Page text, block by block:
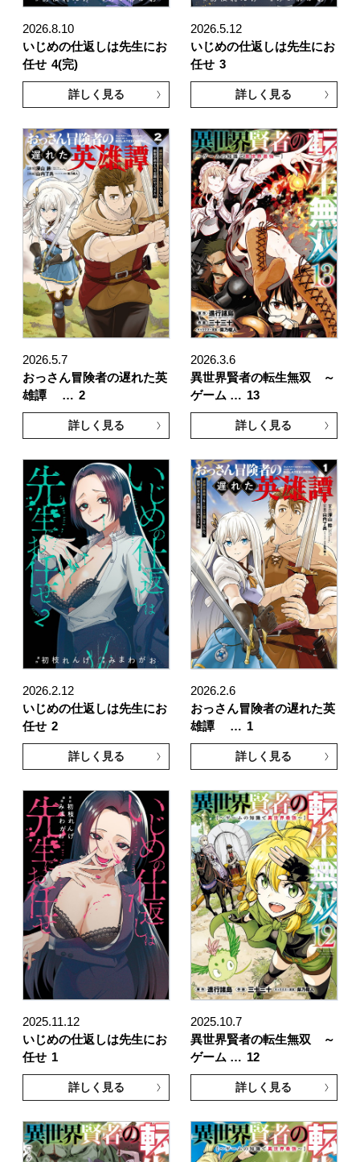
2026.8.10
いじめの仕返しは先生にお
任せ 4(完)
詳しく見る
2026.5.12
いじめの仕返しは先生にお
任せ 3
詳しく見る
2026.5.7
おっさん冒険者の遅れた英
雄譚 … 2
詳しく見る
2026.3.6
異世界賢者の転生無双 ～
ゲーム … 13
詳しく見る
2026.2.12
いじめの仕返しは先生にお
任せ 2
詳しく見る
2026.2.6
おっさん冒険者の遅れた英
雄譚 … 1
詳しく見る
2025.11.12
いじめの仕返しは先生にお
任せ 1
詳しく見る
2025.10.7
異世界賢者の転生無双 ～
ゲーム … 12
詳しく見る